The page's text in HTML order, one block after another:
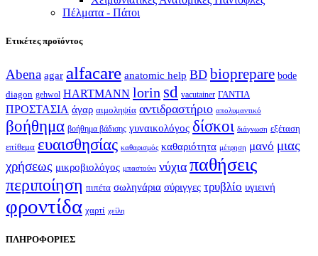
Πέλματα - Πάτοι
Ετικέτες προϊόντος
Abena agar alfacare anatomic help BD bioprepare bode
diagon gehwol HARTMANN lorin sd vacutainer ΓΑΝΤΙΑ
ΠΡΟΣΤΑΣΙΑ άγαρ αιμοληψία αντιδραστήριο απολυμαντικό
βοήθημα βοήθημα βάδισης γυναικολόγος δίσκοι διάγνωση εξέταση
επίθεμα ευαισθησίας καθαρισμός καθαριότητα μέτρηση μανό μιας
χρήσεως μικροβιολόγος μπαστούνι νύχια παθήσεις
περιποίηση πιπέτα σωληνάρια σύριγγες τρυβλίο υγιεινή
φροντίδα χαρτί χείλη
ΠΛΗΡΟΦΟΡΙΕΣ